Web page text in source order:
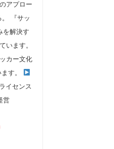
アプロー
『サッ
を解決す
います。
カー文化
す。
イセンス
営